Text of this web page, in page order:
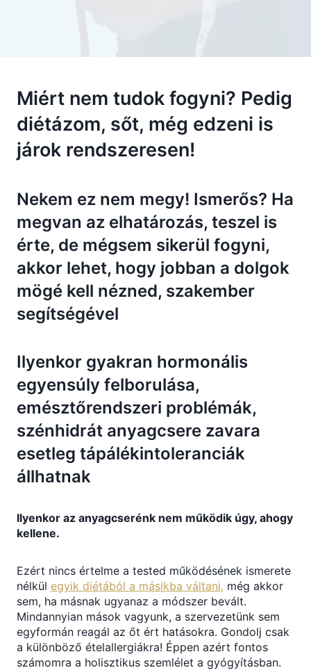
Miért nem tudok fogyni? Pedig
diétázom, sőt, még edzeni is
járok rendszeresen!
Nekem ez nem megy! Ismerős? Ha
megvan az elhatározás, teszel is
érte, de mégsem sikerül fogyni,
akkor lehet, hogy jobban a dolgok
mögé kell nézned, szakember
segítségével
Ilyenkor gyakran hormonális
egyensúly felborulása,
emésztőrendszeri problémák,
szénhidrát anyagcsere zavara
esetleg tápálékintoleranciák
állhatnak
Ilyenkor az anyagcserénk nem működik úgy, ahogy
kellene.
Ezért nincs értelme a tested működésének ismerete
nélkül egyik diétából a másikba váltani, még akkor
sem, ha másnak ugyanaz a módszer bevált.
Mindannyian mások vagyunk, a szervezetünk sem
egyformán reagál az őt ért hatásokra. Gondolj csak
a különböző ételallergiákra! Éppen azért fontos
számomra a holisztikus szemlélet a gyógyításban.